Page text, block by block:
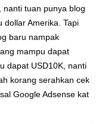
nanti tuan punya blog
dollar Amerika. Tapi
baru nampak
mampu dapat
dapat USD10K, nanti
korang serahkan cek
Google Adsense kat